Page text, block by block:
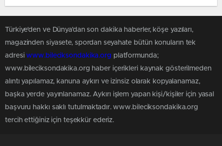
Golleri kim attı, maç kaç kaç bitti?
Türkiye'den ve Dünya’dan son dakika haberler, köşe yazıları,
magazinden siyasete, spordan seyahate bütün konuların tek
adresiwww.bileciksondakika.org platformunda;
www.bileciksondakika.org haber içerikleri kaynak gösterilmeden
alıntı yapılamaz, kanuna aykırı ve izinsiz olarak kopyalanamaz,
başka yerde yayınlanamaz. Aykırı işlem yapan kişi/kişiler için yasal
başvuru hakkı saklı tutulmaktadır. www.bileciksondakika.org
tercih ettiğiniz için teşekkür ederiz.